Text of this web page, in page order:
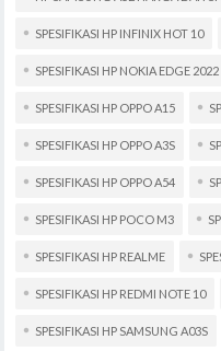
SPESIFIKASI HP INFINIX HOT 10
SPESIFIKASI HP NOKIA EDGE 2022
SPESIFIKASI HP OPPO A15
SPESIFIKASI HP OPPO A3S
SPESIFIKASI HP OPPO A54
SPESIFIKASI HP POCO M3
SPESIFIKASI HP REALME
SPESIFIKASI HP REDMI NOTE 10
SPESIFIKASI HP SAMSUNG A03S